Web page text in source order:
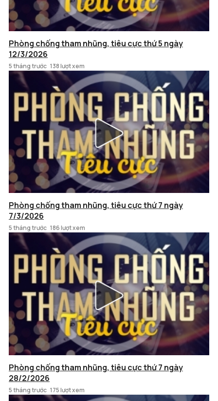
Phòng chống tham nhũng, tiêu cực thứ 5 ngày
12/3/2026
5 tháng trước 138 lượt xem
Phòng chống tham nhũng, tiêu cực thứ 7 ngày
7/3/2026
5 tháng trước 186 lượt xem
Phòng chống tham nhũng, tiêu cực thứ 7 ngày
28/2/2026
5 tháng trước 175 lượt xem